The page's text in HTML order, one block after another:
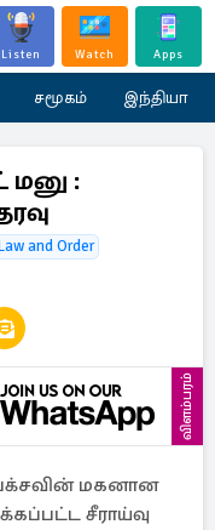
Listen Watch Apps
சமூகம் இந்தியா
மனு :
and Order
விளம்பரம்
மகனான
சீராய்வு